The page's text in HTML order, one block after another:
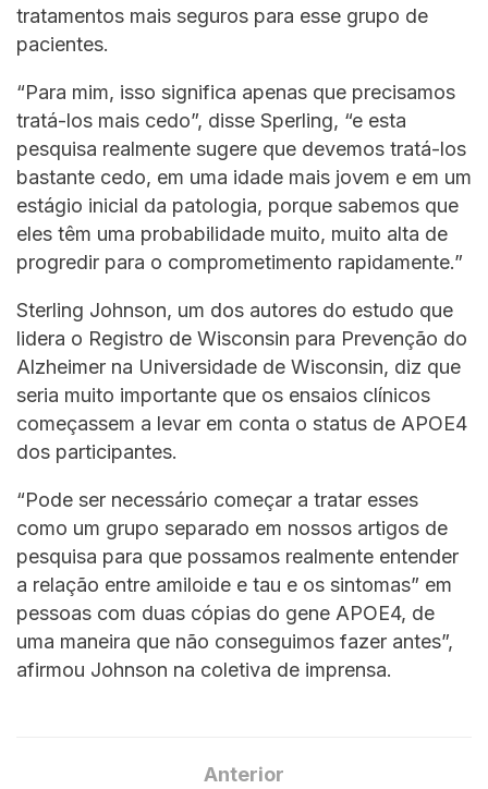
tratamentos mais seguros para esse grupo de
pacientes.
“Para mim, isso significa apenas que precisamos
tratá-los mais cedo”, disse Sperling, “e esta
pesquisa realmente sugere que devemos tratá-los
bastante cedo, em uma idade mais jovem e em um
estágio inicial da patologia, porque sabemos que
eles têm uma probabilidade muito, muito alta de
progredir para o comprometimento rapidamente.”
Sterling Johnson, um dos autores do estudo que
lidera o Registro de Wisconsin para Prevenção do
Alzheimer na Universidade de Wisconsin, diz que
seria muito importante que os ensaios clínicos
começassem a levar em conta o status de APOE4
dos participantes.
“Pode ser necessário começar a tratar esses
como um grupo separado em nossos artigos de
pesquisa para que possamos realmente entender
a relação entre amiloide e tau e os sintomas” em
pessoas com duas cópias do gene APOE4, de
uma maneira que não conseguimos fazer antes”,
afirmou Johnson na coletiva de imprensa.
Anterior